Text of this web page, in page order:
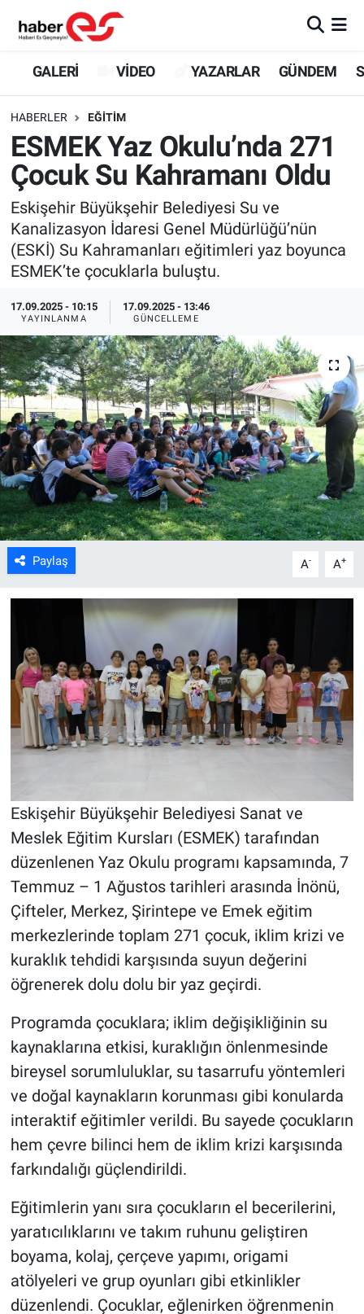
GALERİ VİDEO YAZARLAR GÜNDEM
HABERLER EĞİTİM
ESMEK Yaz Okulu’nda 271
Çocuk Su Kahramanı Oldu
Eskişehir Büyükşehir Belediyesi Su ve
Kanalizasyon İdaresi Genel Müdürlüğü’nün
(ESKİ) Su Kahramanları eğitimleri yaz boyunca
ESMEK’te çocuklarla buluştu.
17.09.2025 - 10:15
YAYINLANMA
17.09.2025 - 13:46
GÜNCELLEME
Paylaş A- A+
Eskişehir Büyükşehir Belediyesi Sanat ve
Meslek Eğitim Kursları (ESMEK) tarafından
düzenlenen Yaz Okulu programı kapsamında, 7
Temmuz – 1 Ağustos tarihleri arasında İnönü,
Çifteler, Merkez, Şirintepe ve Emek eğitim
merkezlerinde toplam 271 çocuk, iklim krizi ve
kuraklık tehdidi karşısında suyun değerini
öğrenerek dolu dolu bir yaz geçirdi.
Programda çocuklara; iklim değişikliğinin su
kaynaklarına etkisi, kuraklığın önlenmesinde
bireysel sorumluluklar, su tasarrufu yöntemleri
ve doğal kaynakların korunması gibi konularda
interaktif eğitimler verildi. Bu sayede çocukların
hem çevre bilinci hem de iklim krizi karşısında
farkındalığı güçlendirildi.
Eğitimlerin yanı sıra çocukların el becerilerini,
yaratıcılıklarını ve takım ruhunu geliştiren
boyama, kolaj, çerçeve yapımı, origami
atölyeleri ve grup oyunları gibi etkinlikler
düzenlendi. Çocuklar, eğlenirken öğrenmenin
GALERİ
YAZARLAR
GÜNDEM
SİYASET
TEKNOLOJİ
EKONOMİ
SPOR
ASAYİŞ
Eskişehir Nöbetçi Eczaneler
Eskişehir Trafik Yoğunluk Haritası
Süper Lig Puan Durumu ve Fikstür
Tüm Manşetler
Son Dakika Haberleri
Haber Arşivi